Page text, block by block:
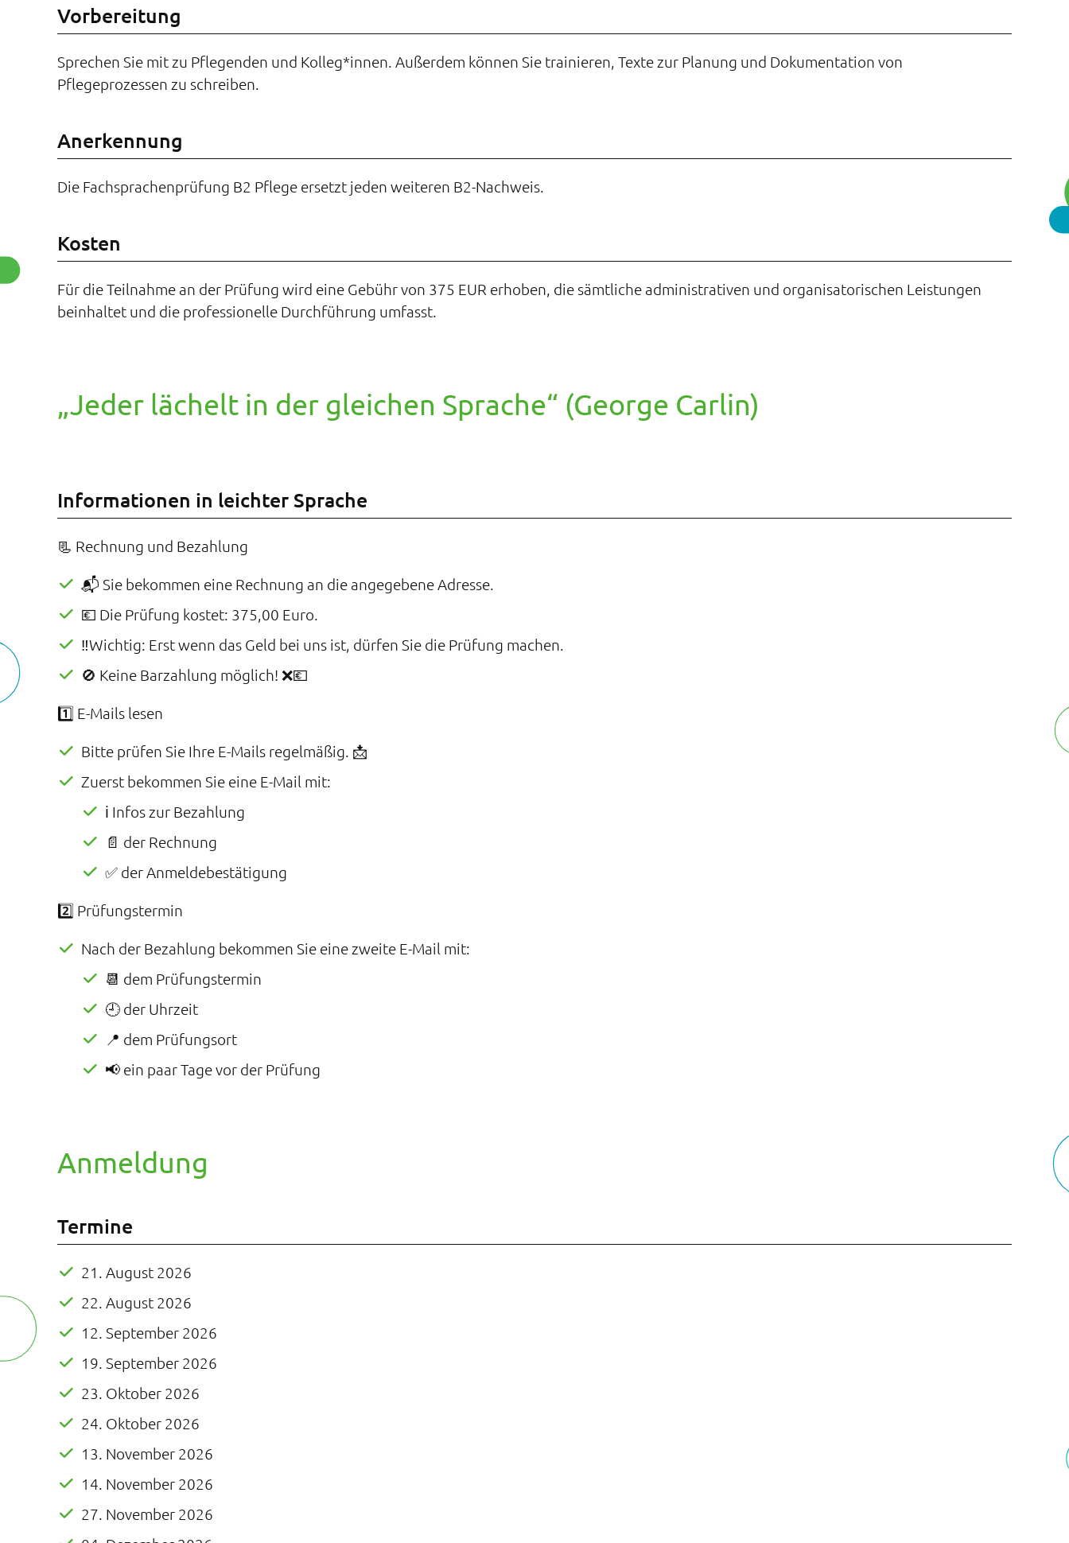
Vorbereitung
Sprechen Sie mit zu Pflegenden und Kolleg*innen. Außerdem können Sie trainieren, Texte zur Planung und Dokumentation von
Pflegeprozessen zu schreiben.
Anerkennung
Die Fachsprachenprüfung B2 Pflege ersetzt jeden weiteren B2-Nachweis.
Kosten
Für die Teilnahme an der Prüfung wird eine Gebühr von 375 EUR erhoben, die sämtliche administrativen und organisatorischen Leistungen
beinhaltet und die professionelle Durchführung umfasst.
„Jeder lächelt in der gleichen Sprache“ (George Carlin)
Informationen in leichter Sprache
📃 Rechnung und Bezahlung
📬 Sie bekommen eine Rechnung an die angegebene Adresse.
💶 Die Prüfung kostet: 375,00 Euro.
‼️Wichtig: Erst wenn das Geld bei uns ist, dürfen Sie die Prüfung machen.
🚫 Keine Barzahlung möglich! ❌💶
1️⃣ E-Mails lesen
Bitte prüfen Sie Ihre E-Mails regelmäßig. 📩
Zuerst bekommen Sie eine E-Mail mit:
ℹ️ Infos zur Bezahlung
📄 der Rechnung
✅ der Anmeldebestätigung
2️⃣ Prüfungstermin
Nach der Bezahlung bekommen Sie eine zweite E-Mail mit:
📆 dem Prüfungstermin
🕘 der Uhrzeit
📍 dem Prüfungsort
📢 ein paar Tage vor der Prüfung
Anmeldung
Termine
21. August 2026
22. August 2026
12. September 2026
19. September 2026
23. Oktober 2026
24. Oktober 2026
13. November 2026
14. November 2026
27. November 2026